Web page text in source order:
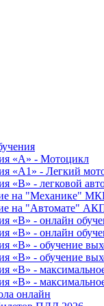
«А» - Мотоцикл
«A1» - Легкий
«B» - легковой
на "Механике"
на "Автомате"
«B» - онлайн
«B» - онлайн
«B» - обучение
«B» - обучение
«B» -
«B» -
онлайн